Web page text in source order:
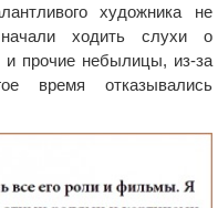
художника не
ходить слухи о
прочие небылицы, из-за
время отказывались